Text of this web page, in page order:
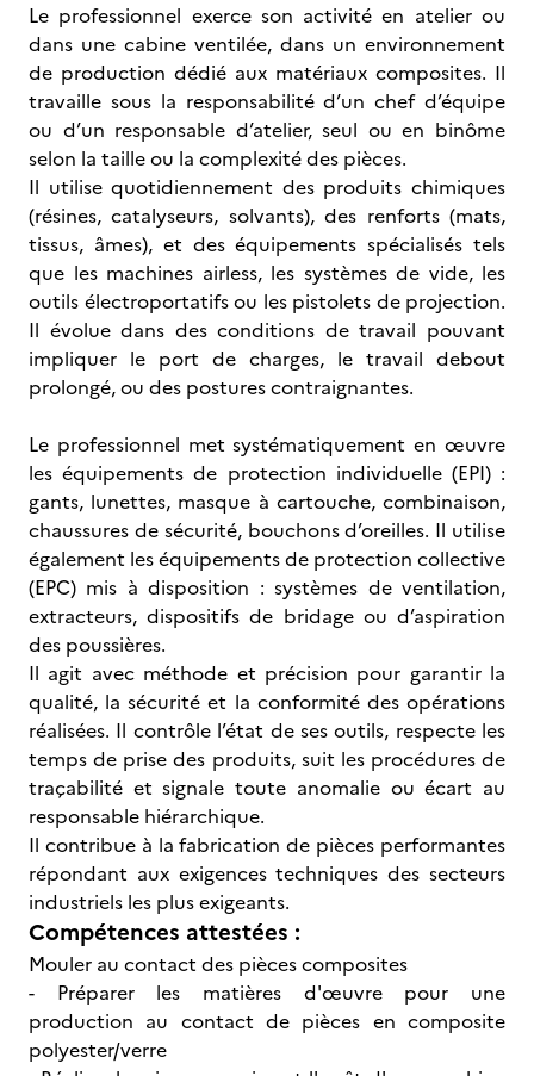
Le professionnel exerce son activité en atelier ou
dans une cabine ventilée, dans un environnement
de production dédié aux matériaux composites. Il
travaille sous la responsabilité d’un chef d’équipe
ou d’un responsable d’atelier, seul ou en binôme
selon la taille ou la complexité des pièces.
Il utilise quotidiennement des produits chimiques
(résines, catalyseurs, solvants), des renforts (mats,
tissus, âmes), et des équipements spécialisés tels
que les machines airless, les systèmes de vide, les
outils électroportatifs ou les pistolets de projection.
Il évolue dans des conditions de travail pouvant
impliquer le port de charges, le travail debout
prolongé, ou des postures contraignantes.
Le professionnel met systématiquement en œuvre
les équipements de protection individuelle (EPI) :
gants, lunettes, masque à cartouche, combinaison,
chaussures de sécurité, bouchons d’oreilles. Il utilise
également les équipements de protection collective
(EPC) mis à disposition : systèmes de ventilation,
extracteurs, dispositifs de bridage ou d’aspiration
des poussières.
Il agit avec méthode et précision pour garantir la
qualité, la sécurité et la conformité des opérations
réalisées. Il contrôle l’état de ses outils, respecte les
temps de prise des produits, suit les procédures de
traçabilité et signale toute anomalie ou écart au
responsable hiérarchique.
Il contribue à la fabrication de pièces performantes
répondant aux exigences techniques des secteurs
industriels les plus exigeants.
Compétences attestées :
Mouler au contact des pièces composites
- Préparer les matières d'œuvre pour une
production au contact de pièces en composite
polyester/verre